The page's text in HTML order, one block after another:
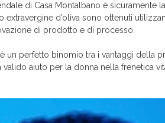
di Casa Montalbano è
extravergine d’oliva sono ottenuti
di prodotto e di processo.
un perfetto binomio tra i vantaggi della
valido aiuto per la donna nella frenetica